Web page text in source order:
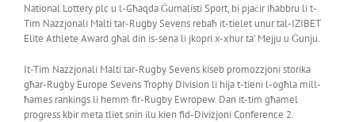
National Lottery plc u l-Għaqda Ġurnalisti Sport, bi pjaċir iħabbru li t-
Tim Nazzjonali Malti tar-Rugby Sevens rebaħ it-tielet unur tal-IZIBET
Elite Athlete Award għal din is-sena li jkopri x-xhur ta’ Mejju u Ġunju.
It-Tim Nazzjonali Malti tar-Rugby Sevens kiseb promozzjoni storika
għar-Rugby Europe Sevens Trophy Division li hija t-tieni l-ogħla mill-
ħames rankings li hemm fir-Rugby Ewropew. Dan it-tim għamel
progress kbir meta tliet snin ilu kien fid-Diviżjoni Conference 2.